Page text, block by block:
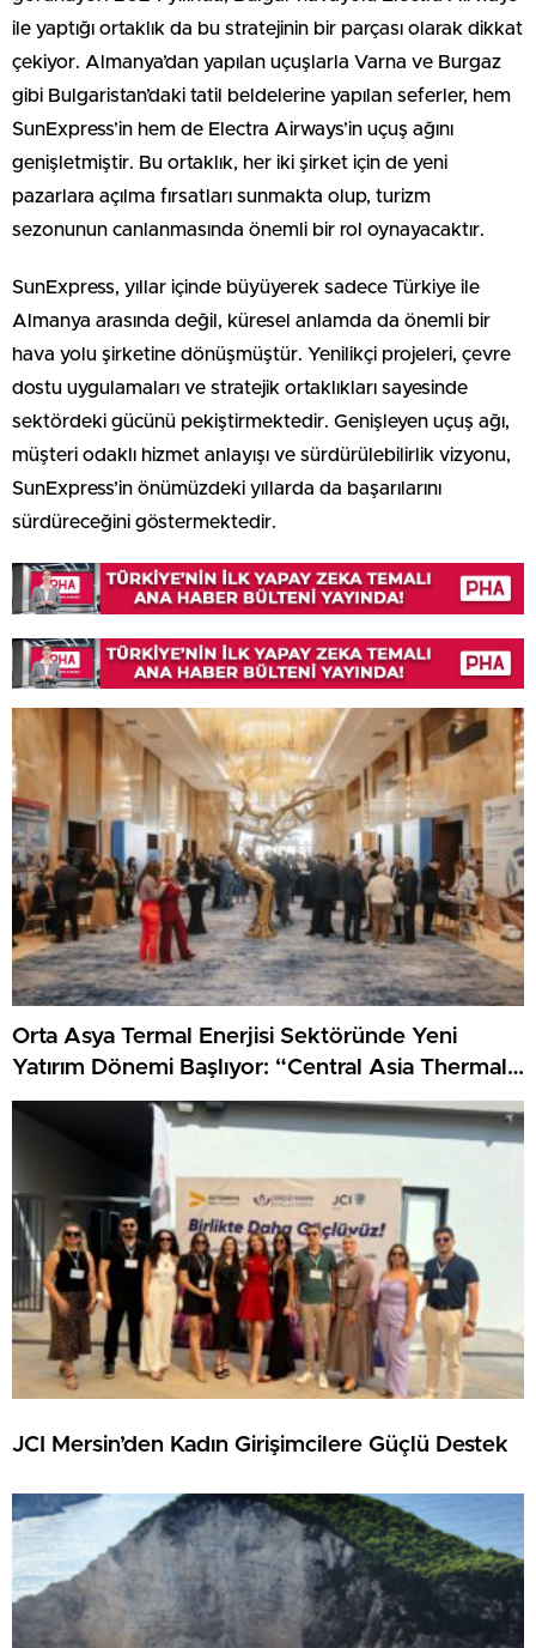
ile yaptığı ortaklık da bu stratejinin bir parçası olarak dikkat
çekiyor. Almanya’dan yapılan uçuşlarla Varna ve Burgaz
gibi Bulgaristan’daki tatil beldelerine yapılan seferler, hem
SunExpress’in hem de Electra Airways’in uçuş ağını
genişletmiştir. Bu ortaklık, her iki şirket için de yeni
pazarlara açılma fırsatları sunmakta olup, turizm
sezonunun canlanmasında önemli bir rol oynayacaktır.
SunExpress, yıllar içinde büyüyerek sadece Türkiye ile
Almanya arasında değil, küresel anlamda da önemli bir
hava yolu şirketine dönüşmüştür. Yenilikçi projeleri, çevre
dostu uygulamaları ve stratejik ortaklıkları sayesinde
sektördeki gücünü pekiştirmektedir. Genişleyen uçuş ağı,
müşteri odaklı hizmet anlayışı ve sürdürülebilirlik vizyonu,
SunExpress’in önümüzdeki yıllarda da başarılarını
sürdüreceğini göstermektedir.
Orta Asya Termal Enerjisi Sektöründe Yeni
Yatırım Dönemi Başlıyor: “Central Asia Thermal
Power 2026” Forumu Astana’da Düzenlenecek!
JCI Mersin’den Kadın Girişimcilere Güçlü Destek